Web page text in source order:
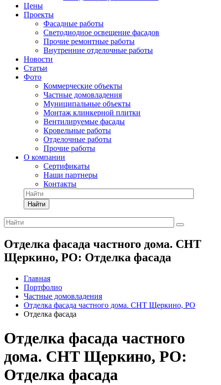
Цены
Проекты
Фасадные работы
Светодиодное освещение фасадов
Прочие ремонтные работы
Внутренние отделочные работы
Новости
Статьи
Фото
Коммерческие объекты
Частные домовладения
Муниципальные объекты
Монтаж клинкерной плитки
Вентилируемые фасады
Кровельные работы
Отделочные работы
Прочие работы
О компании
Сертификаты
Наши партнеры
Контакты
Найти
Отделка фасада частного дома. СНТ
Щеркино, РО: Отделка фасада
Главная
Портфолио
Частные домовладения
Отделка фасада частного дома. СНТ Щеркино, РО
Отделка фасада
Отделка фасада частного
дома. СНТ Щеркино, РО:
Отделка фасада